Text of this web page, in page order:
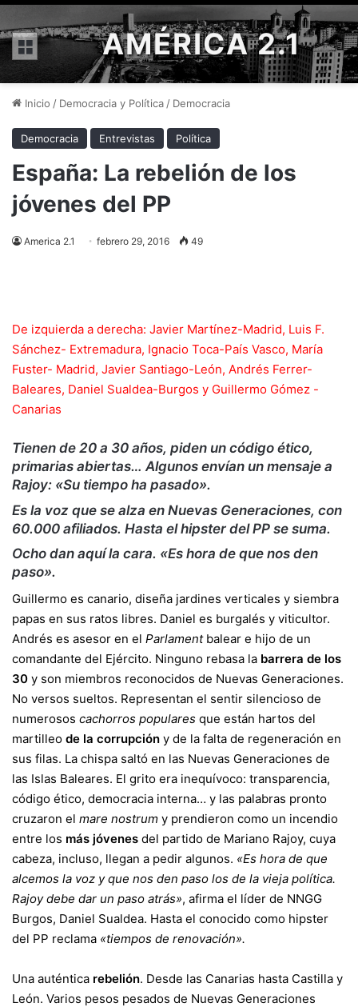
Menú AMÉRICA 2.1
Inicio / Democracia y Política / Democracia
Democracia Entrevistas Política
España: La rebelión de los
jóvenes del PP
America 2.1 febrero 29, 2016 49
De izquierda a derecha: Javier Martínez-Madrid, Luis F.
Sánchez- Extremadura, Ignacio Toca-País Vasco, María
Fuster- Madrid, Javier Santiago-León, Andrés Ferrer-
Baleares, Daniel Sualdea-Burgos y Guillermo Gómez -
Canarias
Tienen de 20 a 30 años, piden un código ético,
primarias abiertas… Algunos envían un mensaje a
Rajoy: «Su tiempo ha pasado».
Es la voz que se alza en Nuevas Generaciones, con
60.000 afiliados. Hasta el hipster del PP se suma.
Ocho dan aquí la cara. «Es hora de que nos den
paso».
Guillermo es canario, diseña jardines verticales y siembra
papas en sus ratos libres. Daniel es burgalés y viticultor.
Andrés es asesor en el Parlament balear e hijo de un
comandante del Ejército. Ninguno rebasa la barrera de los
30 y son miembros reconocidos de Nuevas Generaciones.
No versos sueltos. Representan el sentir silencioso de
numerosos cachorros populares que están hartos del
martilleo de la corrupción y de la falta de regeneración en
sus filas. La chispa saltó en las Nuevas Generaciones de
las Islas Baleares. El grito era inequívoco: transparencia,
código ético, democracia interna… y las palabras pronto
cruzaron el mare nostrum y prendieron como un incendio
entre los más jóvenes del partido de Mariano Rajoy, cuya
cabeza, incluso, llegan a pedir algunos. «Es hora de que
alcemos la voz y que nos den paso los de la vieja política.
Rajoy debe dar un paso atrás», afirma el líder de NNGG
Burgos, Daniel Sualdea. Hasta el conocido como hipster
del PP reclama «tiempos de renovación».
Una auténtica rebelión. Desde las Canarias hasta Castilla y
León. Varios pesos pesados de Nuevas Generaciones